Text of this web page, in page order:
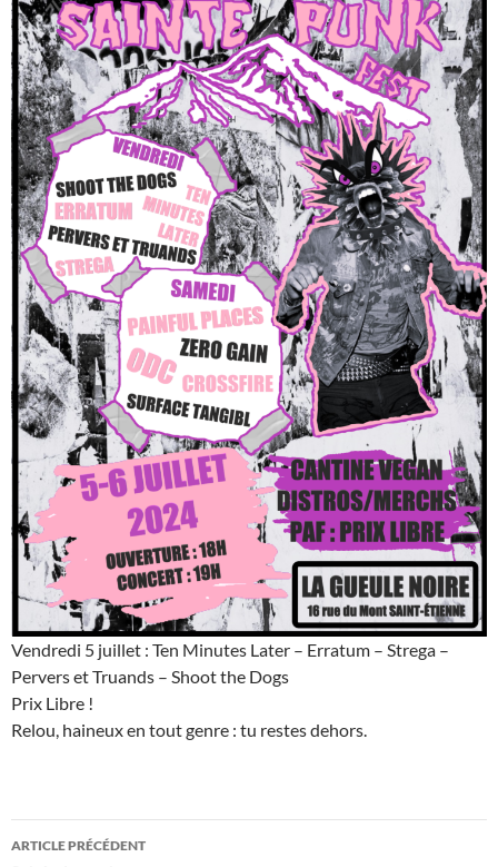
Vendredi 5 juillet : Ten Minutes Later – Erratum – Strega –
Pervers et Truands – Shoot the Dogs
Prix Libre !
Relou, haineux en tout genre : tu restes dehors.
Navigation
ARTICLE PRÉCÉDENT